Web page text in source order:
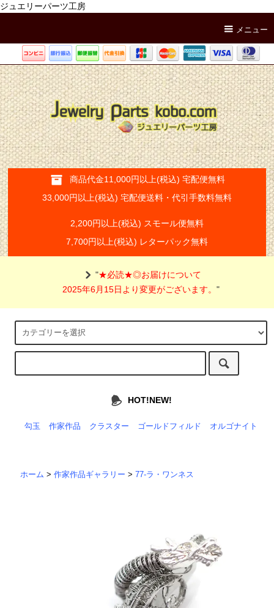
ジュエリーパーツ工房
メニュー
商品代金11,000円以上(税込) 宅配便無料
33,000円以上(税込) 宅配便送料・代引手数料無料
2,200円以上(税込) スモール便無料
7,700円以上(税込) レターパック無料
"★必読★◎お届けについて
2025年6月15日より変更がございます。"
HOT!NEW!
勾玉 作家作品 クラスター ゴールドフィルド オルゴナイト
ホーム >作家作品ギャラリー >77-ラ・ワンネス